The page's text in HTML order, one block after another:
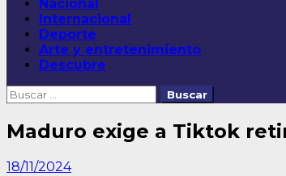
Nacional
Internacional
Deporte
Arte y entretenimiento
Descubre
Buscar:
Maduro exige a Tiktok
18/11/2024